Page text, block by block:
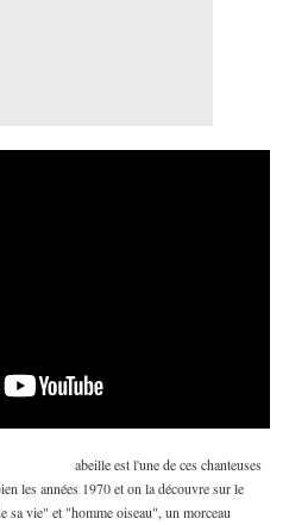
abeille est l'une de ces chanteuses
les années 1970 et on la découvre sur le
sa vie" et "homme oiseau", un morceau